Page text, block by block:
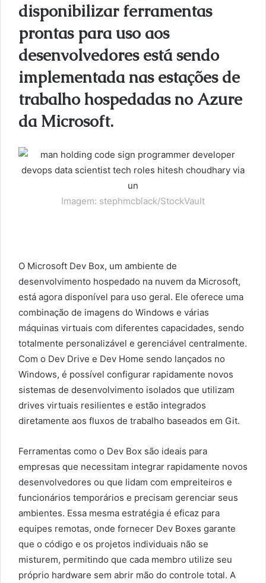
disponibilizar ferramentas
prontas para uso aos
desenvolvedores está sendo
implementada nas estações de
trabalho hospedadas no Azure
da Microsoft.
Imagem: stephmcblack/StockVault
O Microsoft Dev Box, um ambiente de
desenvolvimento hospedado na nuvem da Microsoft,
está agora disponível para uso geral. Ele oferece uma
combinação de imagens do Windows e várias
máquinas virtuais com diferentes capacidades, sendo
totalmente personalizável e gerenciável centralmente.
Com o Dev Drive e Dev Home sendo lançados no
Windows, é possível configurar rapidamente novos
sistemas de desenvolvimento isolados que utilizam
drives virtuais resilientes e estão integrados
diretamente aos fluxos de trabalho baseados em Git.
Ferramentas como o Dev Box são ideais para
empresas que necessitam integrar rapidamente novos
desenvolvedores ou que lidam com empreiteiros e
funcionários temporários e precisam gerenciar seus
ambientes. Essa mesma estratégia é eficaz para
equipes remotas, onde fornecer Dev Boxes garante
que o código e os projetos individuais não se
misturem, permitindo que cada membro utilize seu
próprio hardware sem abrir mão do controle total. A